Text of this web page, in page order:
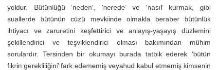
yoldur. Bütünlüğü ‘neden’, ‘nerede’ ve ‘nasıl’ kurmak, gibi
suallerde bütünün cüzü mevkiinde olmakla beraber bütünlük
ihtiyacı ve zaruretini keşfettirici ve anlayış-yaşayış düzlemini
şekillendirici ve teşviklendirici olması bakımından mühim
sorulardır. Tersinden bir okumayı burada tatbik ederek ‘bütün
fikrin gerekliliğini’ fark edememiş veyahud kabul etmemiş kimsenin